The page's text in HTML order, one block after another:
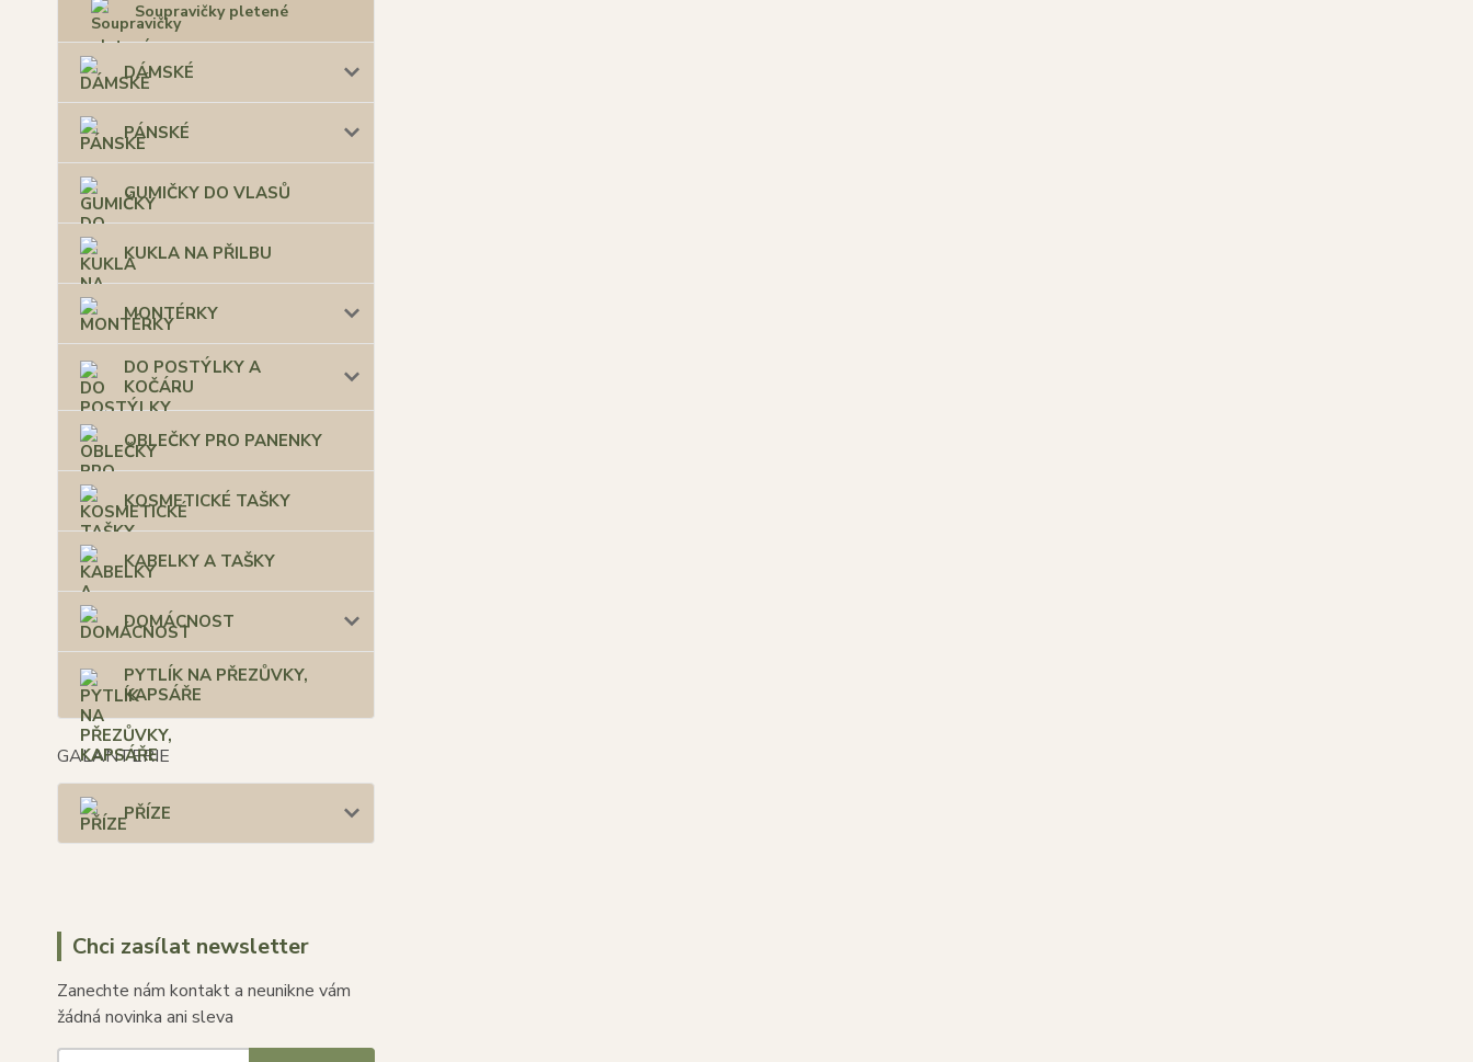
Soupravičky pletené
DÁMSKÉ
PÁNSKÉ
GUMIČKY DO VLASŮ
KUKLA NA PŘILBU
MONTÉRKY
DO POSTÝLKY A
KOČÁRU
OBLEČKY PRO PANENKY
KOSMETICKÉ TAŠKY
KABELKY A TAŠKY
DOMÁCNOST
PYTLÍK NA PŘEZŮVKY,
KAPSÁŘE
GALANTERIE
PŘÍZE
Chci zasílat newsletter
Zanechte nám kontakt a neunikne vám
žádná novinka ani sleva